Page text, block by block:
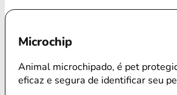
Microchip
Animal microchipado, é pet
eficaz e segura de identificar seu